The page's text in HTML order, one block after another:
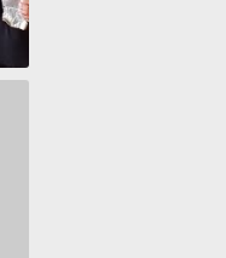
Polresta Jayapura Berhasil ungkap jaringan peredaran shabu terbesar